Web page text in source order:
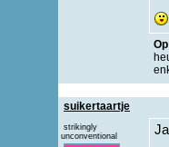
suikertaartje
strikingly
unconventional